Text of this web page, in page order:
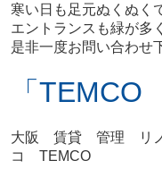
寒い日も足元ぬくぬく
エントランスも緑が多
是非一度お問い合わせ
「TEMCO
大阪 賃貸 管理 リ
コ TEMCO